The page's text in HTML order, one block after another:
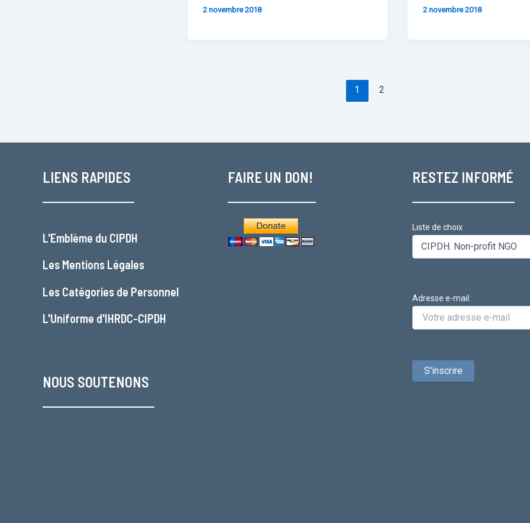
2 novembre 2018 2 novembre 2018
1 2
LIENS RAPIDES
L'Emblème du CIPDH
Les Mentions Légales
Les Catégories de Personnel
L'Uniforme d'IHRDC-CIPDH
NOUS SOUTENONS
FAIRE UN DON! RESTEZ INFORMÉ
Liste de choix
Adresse e-mail: